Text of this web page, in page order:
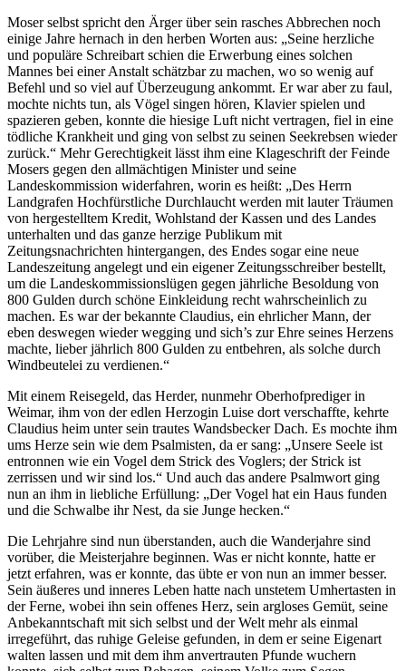
Moser selbst spricht den Ärger über sein rasches Abbrechen noch
einige Jahre hernach in den herben Worten aus: „Seine herzliche
und populäre Schreibart schien die Erwerbung eines solchen
Mannes bei einer Anstalt schätzbar zu machen, wo so wenig auf
Befehl und so viel auf Überzeugung ankommt. Er war aber zu faul,
mochte nichts tun, als Vögel singen hören, Klavier spielen und
spazieren geben, konnte die hiesige Luft nicht vertragen, fiel in eine
tödliche Krankheit und ging von selbst zu seinen Seekrebsen wieder
zurück.“ Mehr Gerechtigkeit lässt ihm eine Klageschrift der Feinde
Mosers gegen den allmächtigen Minister und seine
Landeskommission widerfahren, worin es heißt: „Des Herrn
Landgrafen Hochfürstliche Durchlaucht werden mit lauter Träumen
von hergestelltem Kredit, Wohlstand der Kassen und des Landes
unterhalten und das ganze herzige Publikum mit
Zeitungsnachrichten hintergangen, des Endes sogar eine neue
Landeszeitung angelegt und ein eigener Zeitungsschreiber bestellt,
um die Landeskommissionslügen gegen jährliche Besoldung von
800 Gulden durch schöne Einkleidung recht wahrscheinlich zu
machen. Es war der bekannte Claudius, ein ehrlicher Mann, der
eben deswegen wieder wegging und sich’s zur Ehre seines Herzens
machte, lieber jährlich 800 Gulden zu entbehren, als solche durch
Windbeutelei zu verdienen.“
Mit einem Reisegeld, das Herder, nunmehr Oberhofprediger in
Weimar, ihm von der edlen Herzogin Luise dort verschaffte, kehrte
Claudius heim unter sein trautes Wandsbecker Dach. Es mochte ihm
ums Herze sein wie dem Psalmisten, da er sang: „Unsere Seele ist
entronnen wie ein Vogel dem Strick des Voglers; der Strick ist
zerrissen und wir sind los.“ Und auch das andere Psalmwort ging
nun an ihm in liebliche Erfüllung: „Der Vogel hat ein Haus funden
und die Schwalbe ihr Nest, da sie Junge hecken.“
Die Lehrjahre sind nun überstanden, auch die Wanderjahre sind
vorüber, die Meisterjahre beginnen. Was er nicht konnte, hatte er
jetzt erfahren, was er konnte, das übte er von nun an immer besser.
Sein äußeres und inneres Leben hatte nach unstetem Umhertasten in
der Ferne, wobei ihn sein offenes Herz, sein argloses Gemüt, seine
Anbekanntschaft mit sich selbst und der Welt mehr als einmal
irregeführt, das ruhige Geleise gefunden, in dem er seine Eigenart
walten lassen und mit dem ihm anvertrauten Pfunde wuchern